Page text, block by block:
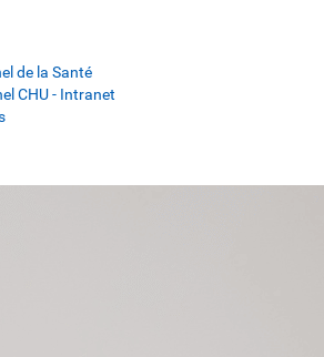
de la Santé
CHU - Intranet